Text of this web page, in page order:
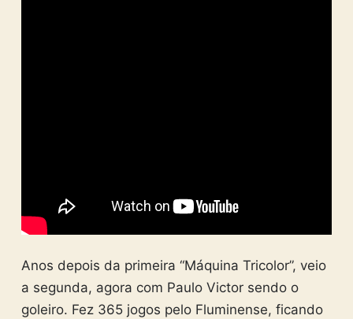
Anos depois da primeira “Máquina Tricolor”, veio
a segunda, agora com Paulo Victor sendo o
goleiro. Fez 365 jogos pelo Fluminense, ficando